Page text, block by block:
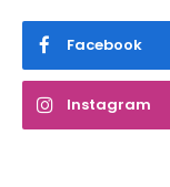
Facebook
Instagram